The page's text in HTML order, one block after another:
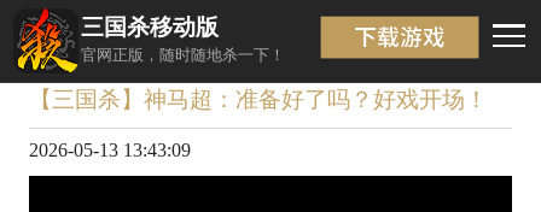
三国杀移动版
官网正版，随时随地杀一下！
返回
【三国杀】神马超：准备好了吗？好戏开场！
2026-05-13 13:43:09